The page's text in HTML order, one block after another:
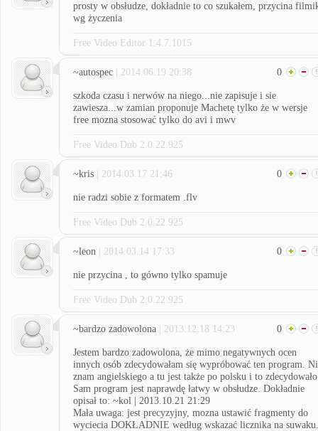
prosty w obsłudze, dokładnie to co szukałem, przycina
wg życzenia
Free Video Editor 1.4.7.1015
~autospec | 2014.06.19 20:38 0
szkoda czasu i nerwów na niego...nie zapisuje i sie
zawiesza...w zamian proponuje Machetę tylko że w wersje
free mozna stosować tylko do avi i mwv
Free Video Dub 2.0.22.925
~kris | 2014.03.17 21:46 0
nie radzi sobie z formatem .flv
Free Video Dub 2.0.22.925
~leon | 2014.03.14 17:33 0
nie przycina , to gówno tylko spamuje
Free Video Dub 2.0.22.925
~bardzo zadowolona | 2013.12.18 14:23 0
Jestem bardzo zadowolona, że mimo negatywnych ocen
innych osób zdecydowałam się wypróbować ten program.
znam angielskiego a tu jest także po polsku i to
Sam program jest naprawdę łatwy w obsłudze. Dokładnie
opisał to: ~kol | 2013.10.21 21:29
Mała uwaga: jest precyzyjny, mozna ustawić fragmenty do
wyciecia DOKŁADNIE według wskazać licznika na suwaku.